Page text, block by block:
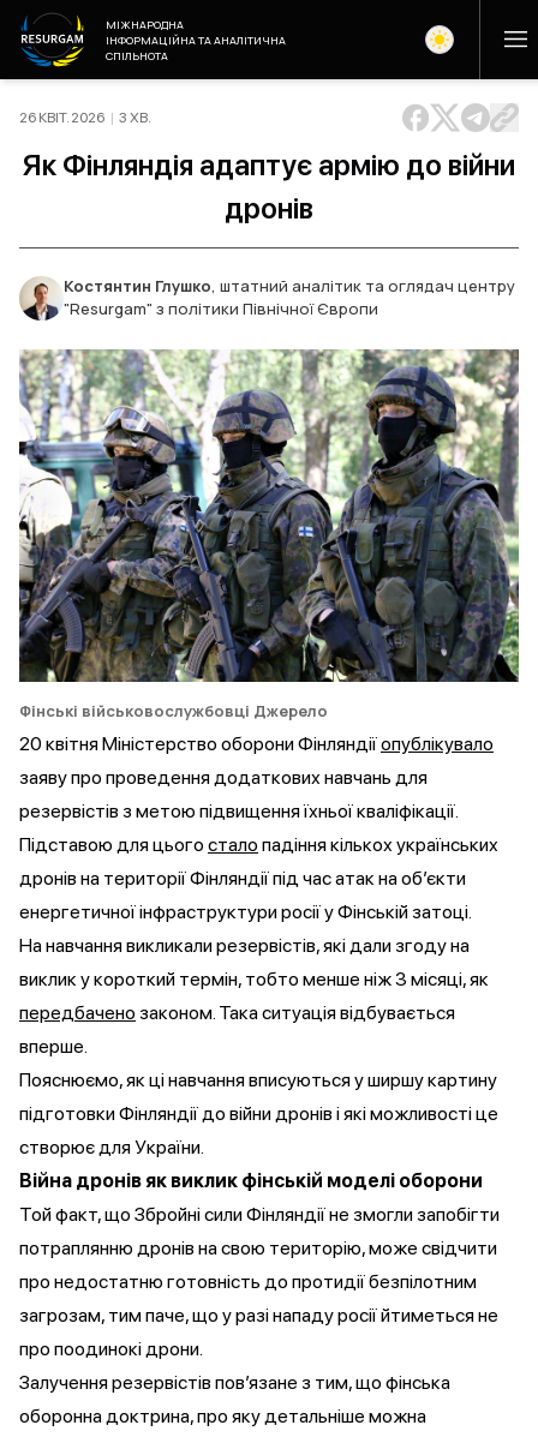
МІЖНАРОДНА
ІНФОРМАЦІЙНА ТА АНАЛІТИЧНА
СПІЛЬНОТА
26 КВІТ. 2026 | 3 ХВ.
Як Фінляндія адаптує армію до війни
дронів
Костянтин Глушко, штатний аналітик та оглядач центру
"Resurgam" з політики Північної Європи
Фінські військовослужбовці Джерело
20 квітня Міністерство оборони Фінляндіїопублікувало
заяву про проведення додаткових навчань для
резервістів з метою підвищення їхньої кваліфікації.
Підставою для цього стало падіння кількох українських
дронів на території Фінляндії під час атак на об’єкти
енергетичної інфраструктури росії у Фінській затоці.
На навчання викликали резервістів, які дали згоду на
виклик у короткий термін, тобто менше ніж 3 місяці, як
передбачено законом. Така ситуація відбувається
вперше.
Пояснюємо, як ці навчання вписуються у ширшу картину
підготовки Фінляндії до війни дронів і які можливості це
створює для України.
Війна дронів як виклик фінській моделі оборони
Той факт, що Збройні сили Фінляндії не змогли запобігти
потраплянню дронів на свою територію, може свідчити
про недостатню готовність до протидії безпілотним
загрозам, тим паче, що у разі нападу росії йтиметься не
про поодинокі дрони.
Залучення резервістів пов’язане з тим, що фінська
оборонна доктрина, про яку детальніше можна